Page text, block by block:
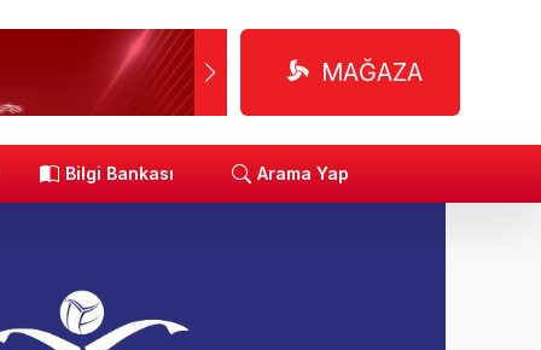
MAĞAZA
Bilgi Bankası Arama Yap